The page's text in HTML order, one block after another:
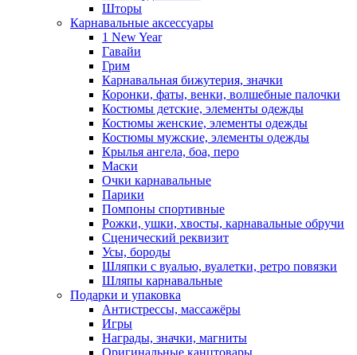
Шторы
Карнавальные аксессуары
1 New Year
Гавайи
Грим
Карнавальная бижутерия, значки
Коронки, фаты, венки, волшебные палочки
Костюмы детские, элементы одежды
Костюмы женские, элементы одежды
Костюмы мужские, элементы одежды
Крылья ангела, боа, перо
Маски
Очки карнавальные
Парики
Помпоны спортивные
Рожки, ушки, хвосты, карнавальные обручи
Сценический реквизит
Усы, бороды
Шляпки с вуалью, вуалетки, ретро повязки
Шляпы карнавальные
Подарки и упаковка
Антистрессы, массажёры
Игры
Награды, значки, магниты
Оригинальные канцтовары